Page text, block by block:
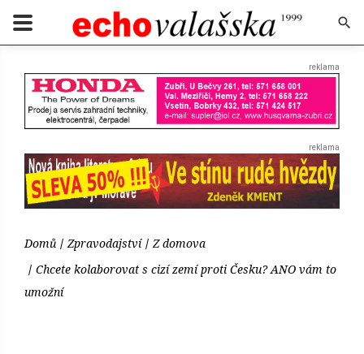
Domů Zpravodajství
Z domova
Chcete kolaborovat s cizí zemí proti Česku? ANO vám to
umožní